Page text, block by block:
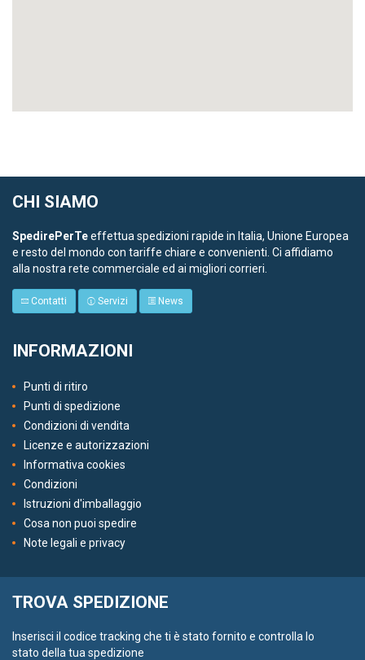
CHI SIAMO
SpedirePerTeeffettua spedizioni rapide in Italia, Unione Europea
e resto del mondo con tariffe chiare e convenienti. Ci affidiamo
alla nostra rete commerciale ed ai migliori corrieri.
Contatti Servizi News
INFORMAZIONI
Punti di ritiro
Punti di spedizione
Condizioni di vendita
Licenze e autorizzazioni
Informativa cookies
Condizioni
Istruzioni d'imballaggio
Cosa non puoi spedire
Note legali e privacy
TROVA SPEDIZIONE
Inserisci il codice tracking che ti è stato fornito e controlla lo
stato della tua spedizione